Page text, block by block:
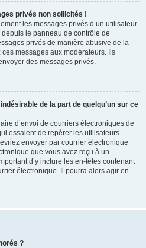
privés non sollicités !
les messages privés d’un utilisateur
le panneau de contrôle de
privés de manière abusive de la
messages aux modérateurs. Ils
des messages privés.
de la part de quelqu’un sur ce
d’envoi de courriers électroniques de
essaient de repérer les utilisateurs
envoyer par courrier électronique
que vous avez reçu à un
d’y inclure les en-têtes contenant
électronique. Il pourra alors agir en
?